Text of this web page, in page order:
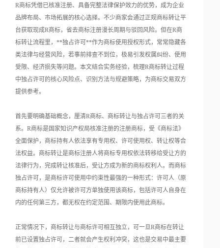
R商标凭借已核准注册、具备完整法律保护效力的优势，成为企业
品牌布局、市场拓展的核心选择。不少商家会通过正规商标转让平
台获取现成R商标，省去商标注册漫长周期与驳回风险。但在R商
标转让流程里，**独占许可**作为商标使用授权形式，常常隐藏各
类法律与经营风险，若事前排查不到位，极易引发权属纠纷、使用
受限、经济损失等问题。本文结合实务经验，梳理R商标转让过程
中独占许可的核心风险点、识别方法与规避策略，为商标交易双方
提供参考。
首先要明确基础概念，厘清R商标、商标转让与独占许可三者的关
系。R商标是国家知识产权局核准注册的注册商标，受《商标法》
全面保护，商标持有人依法享有专用权、许可使用权、转让权等合
法权益。商标转让是商标注册人将商标专用权依法转移给受让方的
法律行为，完成转让核准后，受让方成为新的商标权利人。而商标
独占许可，是商标许可使用中约束性最强的一种形式：许可人（原
商标持有人）仅允许被许可方单独使用该商标，包括许可人自身在
内的任何第三方，都无权在约定范围、期限内使用此商标。
正常情况下，商标转让与商标许可相互独立，可一旦R商标在转让
前已设置独占许可，二者就会产生权利冲突，这也是交易中最主要